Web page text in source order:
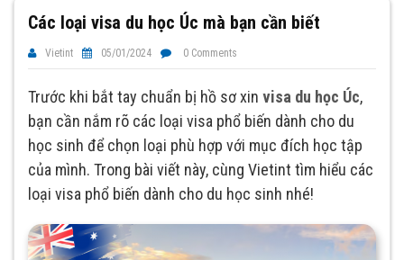
Các loại visa du học Úc mà bạn cần biết
Vietint 05/01/2024 0 Comments
Trước khi bắt tay chuẩn bị hồ sơ xin visa du học Úc,
bạn cần nắm rõ các loại visa phổ biến dành cho du
học sinh để chọn loại phù hợp với mục đích học tập
của mình. Trong bài viết này, cùng Vietint tìm hiểu các
loại visa phổ biến dành cho du học sinh nhé!